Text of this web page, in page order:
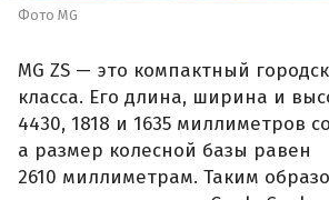
Фото MG
MG ZS — это компактный
класса. Его длина, ширина и
4430, 1818 и 1635 миллиметров
а размер колесной базы равен
2610 миллиметрам. Таким